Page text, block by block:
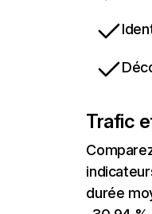
Trafic
durée